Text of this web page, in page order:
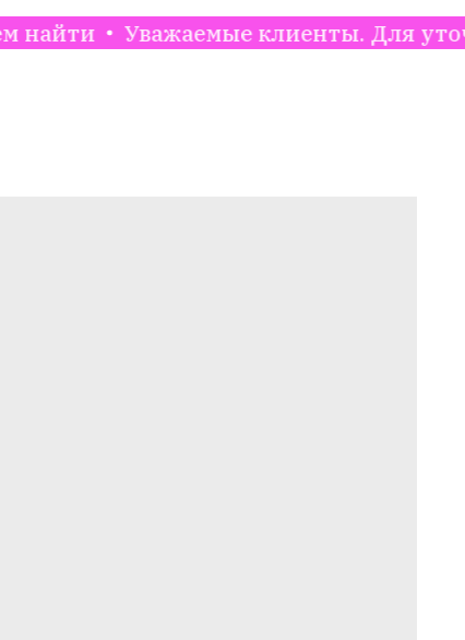
Уважаемые клиенты. Для уточнения